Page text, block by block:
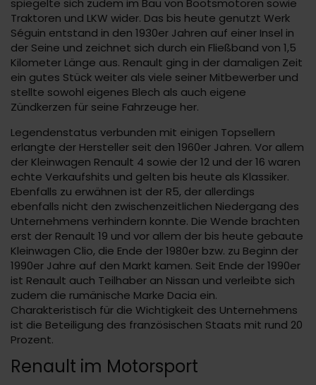
Traktoren und LKW wider. Das bis heute genutzt Werk
Séguin entstand in den 1930er Jahren auf einer Insel in
der Seine und zeichnet sich durch ein Fließband von 1,5
Kilometer Länge aus. Renault ging in der damaligen Zeit
ein gutes Stück weiter als viele seiner Mitbewerber und
stellte sowohl eigenes Blech als auch eigene
Zündkerzen für seine Fahrzeuge her.
Legendenstatus verbunden mit einigen Topsellern
erlangte der Hersteller seit den 1960er Jahren. Vor allem
der Kleinwagen Renault 4 sowie der 12 und der 16 waren
echte Verkaufshits und gelten bis heute als Klassiker.
Ebenfalls zu erwähnen ist der R5, der allerdings
ebenfalls nicht den zwischenzeitlichen Niedergang des
Unternehmens verhindern konnte. Die Wende brachten
erst der Renault 19 und vor allem der bis heute gebaute
Kleinwagen Clio, die Ende der 1980er bzw. zu Beginn der
1990er Jahre auf den Markt kamen. Seit Ende der 1990er
ist Renault auch Teilhaber an Nissan und verleibte sich
zudem die rumänische Marke Dacia ein.
Charakteristisch für die Wichtigkeit des Unternehmens
ist die Beteiligung des französischen Staats mit rund 20
Prozent.
Renault im Motorsport